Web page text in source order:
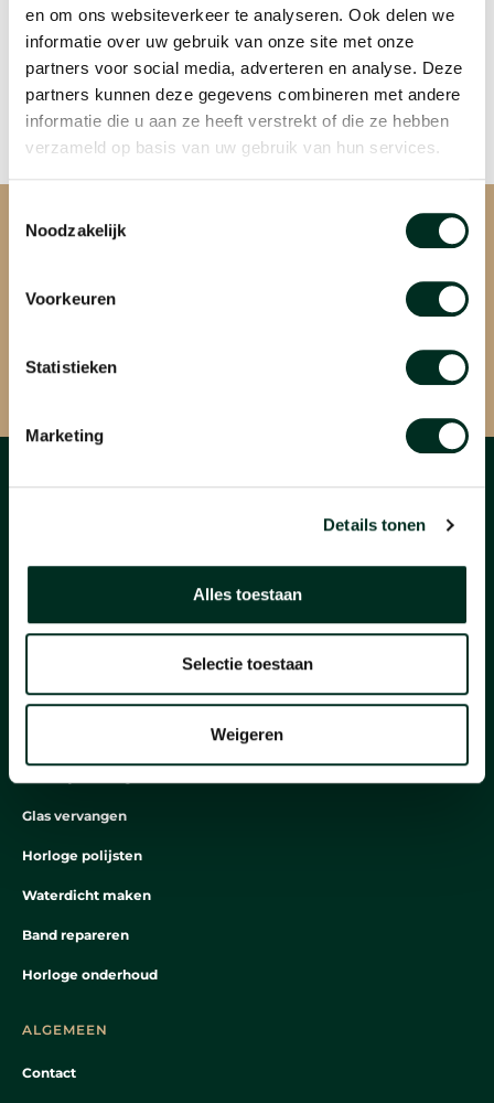
en om ons websiteverkeer te analyseren. Ook delen we
informatie over uw gebruik van onze site met onze
partners voor social media, adverteren en analyse. Deze
partners kunnen deze gegevens combineren met andere
informatie die u aan ze heeft verstrekt of die ze hebben
verzameld op basis van uw gebruik van hun services.
Noodzakelijk
Voorkeuren
Statistieken
Marketing
Details tonen
Alles toestaan
Selectie toestaan
Weigeren
Dat betekent dat The Watch Lab originele onderdelen mag
bestellen bij de officiële leverancier van Breil. Daarnaast staat
Breil toe dat onze horlogemakers Breil horloges repareren.
Gun uw horloge een tweede leven
Ontvang een vrijblijvende prijsopgave nadat we uw horloge hebben
08.30 — 10.00
13.00 — 15.00
Glas vervangen
Horloge polijsten
Waterdicht maken
Band repareren
Horloge onderhoud
ALGEMEEN
Contact